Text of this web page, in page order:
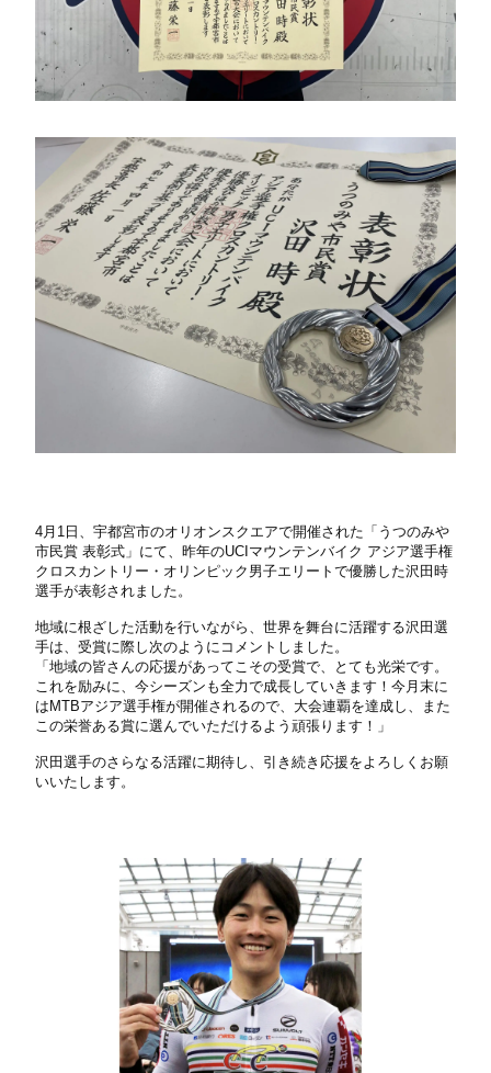
4 月 1 日、宇都宮市のオリオンスクエアで開催された「うつのみや
市民賞 表彰式」にて、昨年のUCIマウンテンバイク アジア選手権
クロスカントリー・オリンピック男子エリートで優勝した沢田時
選手が表彰されました。
地域に根ざした活動を行いながら、世界を舞台に活躍する沢田選
手は、受賞に際し次のようにコメントしました。
「地域の皆さんの応援があってこその受賞で、とても光栄です。
これを励みに、今シーズンも全力で成長していきます！今月末に
はMTBアジア選手権が開催されるので、大会連覇を達成し、また
この栄誉ある賞に選んでいただけるよう頑張ります！」
沢田選手のさらなる活躍に期待し、引き続き応援をよろしくお願
いいたします。